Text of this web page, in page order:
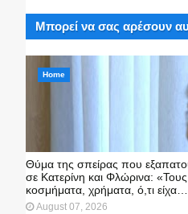
Μπορεί να σας αρέσουν
Home
Θύμα της σπείρας που
σε Κατερίνη και Φλώρινα:
κοσμήματα, χρήματα, ό,τι
August 07, 2026